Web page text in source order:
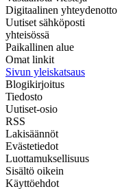
Digitaalinen yhteydenotto
Uutiset sähköposti
yhteisössä
Paikallinen alue
Omat linkit
Sivun yleiskatsaus
Blogikirjoitus
Tiedosto
Uutiset-osio
RSS
Lakisäännöt
Evästetiedot
Luottamuksellisuus
Sisältö oikein
Käyttöehdot